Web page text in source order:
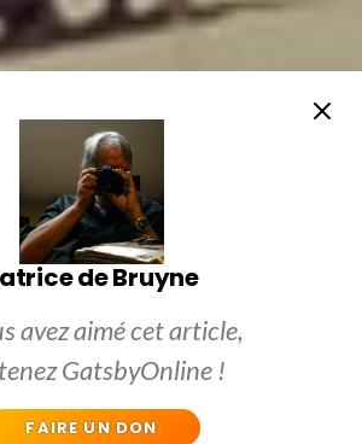
de Bruyne
avez aimé cet article,
GatsbyOnline !
FAIRE UN DON